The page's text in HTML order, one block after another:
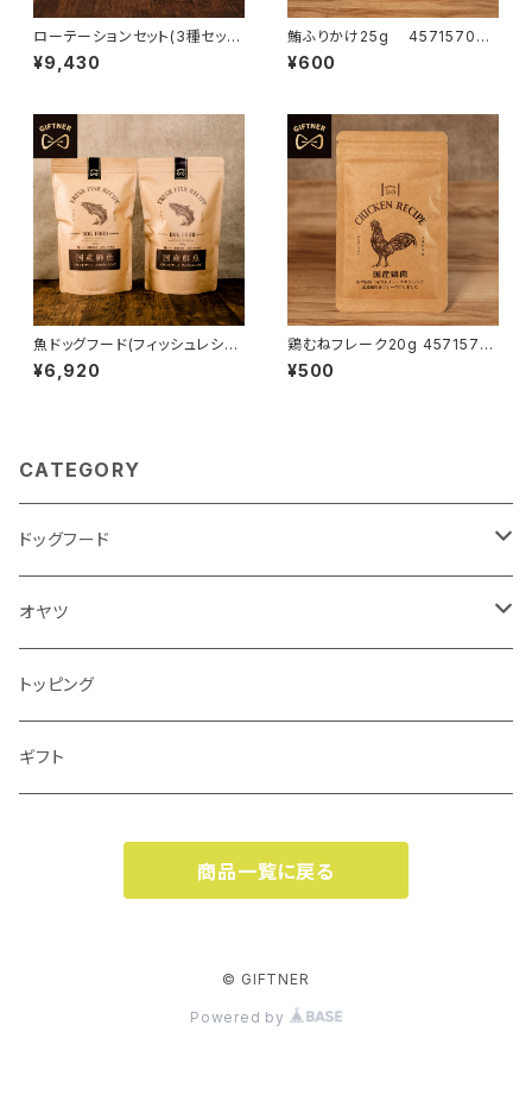
ローテーションセット(3種セット)
フレーバーをお選びください
¥9,430
鮪ふりかけ25g 457157066
2975
¥600
魚ドッグフード(フィッシュレシピ
900g×2) 4571570662135
¥6,920
鶏むねフレーク20g 4571570
661176
¥500
CATEGORY
ドッグフード
ベニソンレシピ
馬肉レシピ
ローテーションセット
オヤツ
鶏むねジャーキー
馬肉ジャーキー
馬肺ジャーキー
トッピング
ギフト
商品一覧に戻る
© GIFTNER
Powered by